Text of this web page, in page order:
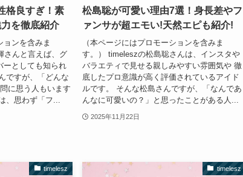
格良すぎ！素
を徹底紹介
ョンを含みま
さんと言えば、グ
ーとしても知られ
ですが、「どんな
に思う人もいます
、思わず「フ...
松島聡が可愛い理由7選！身長差やフ
ァンサが超エモい!天然エピも紹介!
（本ページにはプロモーションを含みま
す。） timeleszの松島聡さんは、インスタや
バラエティで見せる親しみやすい雰囲気や 徹
底したプロ意識が高く評価されているアイド
ルです。 そんな松島さんですが、「なんであ
んなに可愛いの？」と思ったことがある人...
2025年11月22日
timelesz timelesz